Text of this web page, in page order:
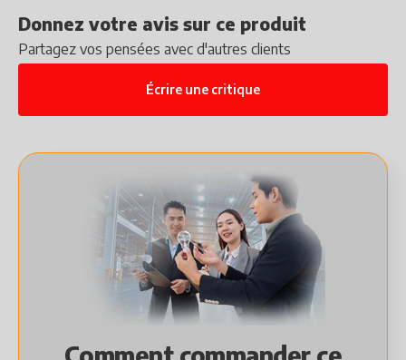
Donnez votre avis sur ce produit
Partagez vos pensées avec d'autres clients
Écrire une critique